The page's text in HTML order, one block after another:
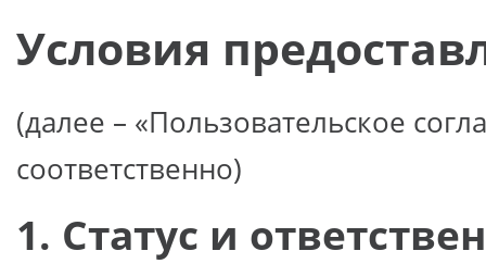
Условия
(далее – «Пользовательское
соответственно)
1. Статус и